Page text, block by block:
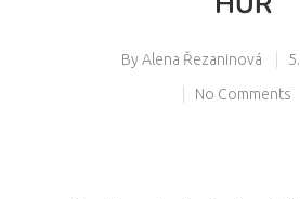
By Alena Řezaninová
No Comments